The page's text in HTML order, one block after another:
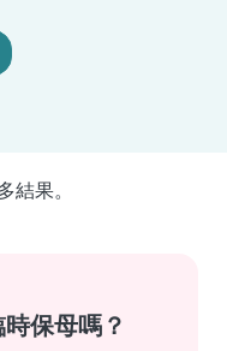
結果。
保母嗎？